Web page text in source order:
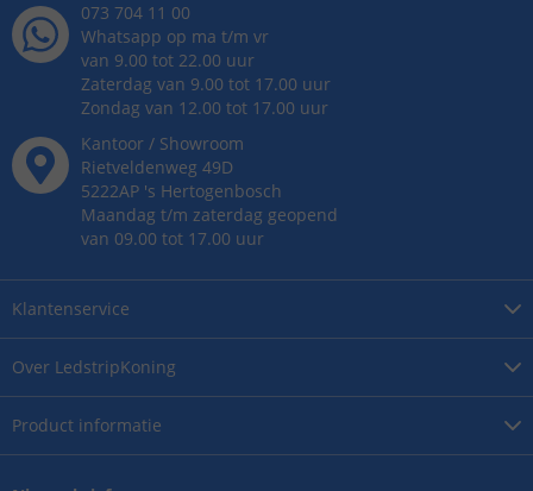
Over LedstripKoning
Product informatie
Klantenservice
073 704 11 00
Whatsapp op ma t/m vr
van 9.00 tot 22.00 uur
Zaterdag van 9.00 tot 17.00 uur
Zondag van 12.00 tot 17.00 uur
Kantoor / Showroom
Rietveldenweg 49D
5222AP 's Hertogenbosch
Maandag t/m zaterdag geopend
van 09.00 tot 17.00 uur